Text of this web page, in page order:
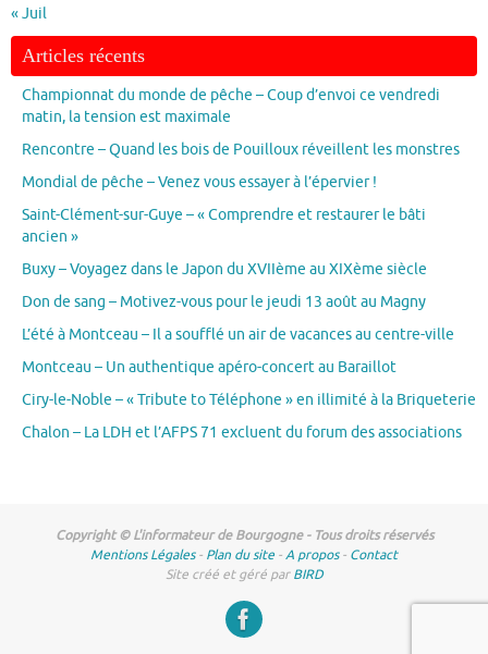
« Juil
Articles récents
Championnat du monde de pêche – Coup d’envoi ce vendredi
matin, la tension est maximale
Rencontre – Quand les bois de Pouilloux réveillent les monstres
Mondial de pêche – Venez vous essayer à l’épervier !
Saint-Clément-sur-Guye – « Comprendre et restaurer le bâti
ancien »
Buxy – Voyagez dans le Japon du XVIIème au XIXème siècle
Don de sang – Motivez-vous pour le jeudi 13 août au Magny
L’été à Montceau – Il a soufflé un air de vacances au centre-ville
Montceau – Un authentique apéro-concert au Baraillot
Ciry-le-Noble – « Tribute to Téléphone » en illimité à la Briqueterie
Chalon – La LDH et l’AFPS 71 excluent du forum des associations
Copyright © L'informateur de Bourgogne - Tous droits réservés
Mentions Légales- Plan du site -A propos- Contact
Site créé et géré parBIRD